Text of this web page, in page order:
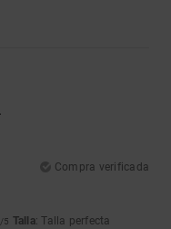
Compra verificada
/5 Talla: Talla perfecta